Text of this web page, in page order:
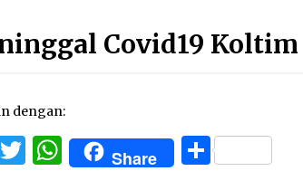
Covid19 Koltim
dengan:
Twitter
WhatsApp
Share Share